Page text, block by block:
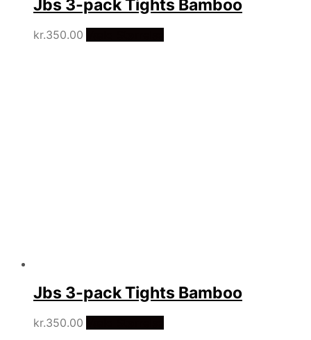
Jbs 3-pack Tights Bamboo
kr.350.00
Jbs 3-pack Tights Bamboo
kr.350.00